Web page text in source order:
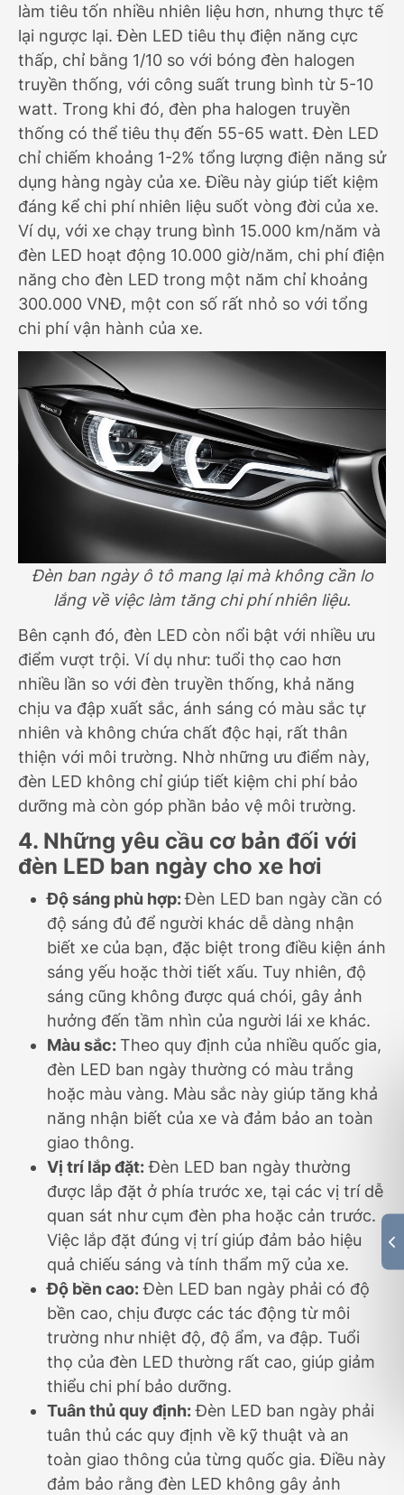
làm tiêu tốn nhiều nhiên liệu hơn, nhưng thực tế
lại ngược lại. Đèn LED tiêu thụ điện năng cực
thấp, chỉ bằng 1/10 so với bóng đèn halogen
truyền thống, với công suất trung bình từ 5-10
watt. Trong khi đó, đèn pha halogen truyền
thống có thể tiêu thụ đến 55-65 watt. Đèn LED
chỉ chiếm khoảng 1-2% tổng lượng điện năng sử
dụng hàng ngày của xe. Điều này giúp tiết kiệm
đáng kể chi phí nhiên liệu suốt vòng đời của xe.
Ví dụ, với xe chạy trung bình 15.000 km/năm và
đèn LED hoạt động 10.000 giờ/năm, chi phí điện
năng cho đèn LED trong một năm chỉ khoảng
300.000 VNĐ, một con số rất nhỏ so với tổng
chi phí vận hành của xe.
Đèn ban ngày ô tô mang lại mà không cần lo
lắng về việc làm tăng chi phí nhiên liệu.
Bên cạnh đó, đèn LED còn nổi bật với nhiều ưu
điểm vượt trội. Ví dụ như: tuổi thọ cao hơn
nhiều lần so với đèn truyền thống, khả năng
chịu va đập xuất sắc, ánh sáng có màu sắc tự
nhiên và không chứa chất độc hại, rất thân
thiện với môi trường. Nhờ những ưu điểm này,
đèn LED không chỉ giúp tiết kiệm chi phí bảo
dưỡng mà còn góp phần bảo vệ môi trường.
4. Những yêu cầu cơ bản đối với
đèn LED ban ngày cho xe hơi
Độ sáng phù hợp:Đèn LED ban ngày cần có
độ sáng đủ để người khác dễ dàng nhận
biết xe của bạn, đặc biệt trong điều kiện ánh
sáng yếu hoặc thời tiết xấu. Tuy nhiên, độ
sáng cũng không được quá chói, gây ảnh
hưởng đến tầm nhìn của người lái xe khác.
Màu sắc: Theo quy định của nhiều quốc gia,
đèn LED ban ngày thường có màu trắng
hoặc màu vàng. Màu sắc này giúp tăng khả
năng nhận biết của xe và đảm bảo an toàn
giao thông.
Vị trí lắp đặt:Đèn LED ban ngày thường
được lắp đặt ở phía trước xe, tại các vị trí dễ
quan sát như cụm đèn pha hoặc cản trước.
Việc lắp đặt đúng vị trí giúp đảm bảo hiệu
quả chiếu sáng và tính thẩm mỹ của xe.
Độ bền cao:Đèn LED ban ngày phải có độ
bền cao, chịu được các tác động từ môi
trường như nhiệt độ, độ ẩm, va đập. Tuổi
thọ của đèn LED thường rất cao, giúp giảm
thiểu chi phí bảo dưỡng.
Tuân thủ quy định:Đèn LED ban ngày phải
tuân thủ các quy định về kỹ thuật và an
toàn giao thông của từng quốc gia. Điều này
đảm bảo rằng đèn LED không gây ảnh